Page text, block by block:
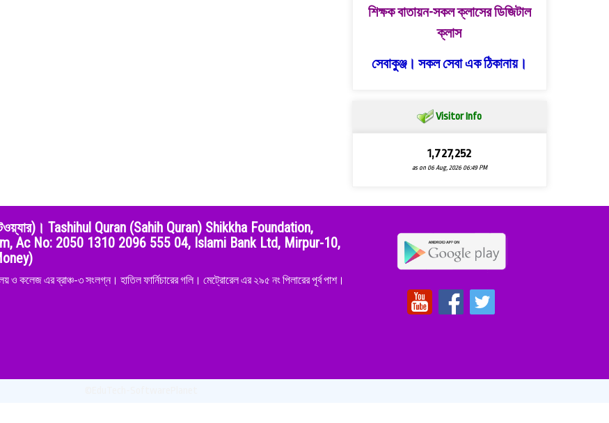
শিক্ষক বাতায়ন-সকল ক্লাসের ডিজিটাল
ক্লাস
সেবাকুঞ্জ। সকল সেবা এক ঠিকানায়।
Visitor Info
1,727,252
as on 06 Aug, 2026 06:49 PM
সফটওয়্যার)। Tashihul Quran (Sahih Quran) Shikkha Foundation,
Ac No: 2050 1310 2096 555 04, Islami Bank Ltd, Mirpur-10,
ও কলেজ এর ব্রাঞ্চ-৩ সংলগ্ন। হাতিল ফার্নিচারের গলি। মেট্রোরেল এর ২৯৫ নং পিলারের পূর্ব পাশ।